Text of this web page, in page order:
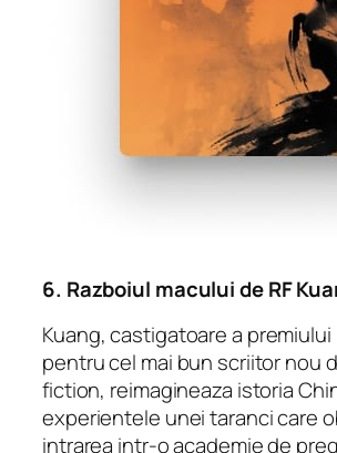
6. Razboiul maculuide RF
Kuang, castigatoare a premiului
pentru cel mai bun scriitor nou
fiction, reimagineaza istoria
experientele unei taranci care
intrarea intr-o academie de